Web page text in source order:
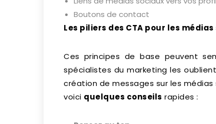
Boutons de contact
Les piliers des CTA pour les
Ces principes de base peuvent
spécialistes du marketing les
création de messages sur les
voici quelques conseils rapides :